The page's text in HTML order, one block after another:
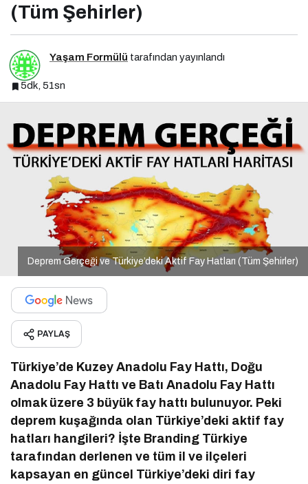
(Tüm Şehirler)
Yaşam Formülü tarafından yayınlandı
5dk, 51sn
Deprem Gerçeği ve Türkiye’deki Aktif Fay Hatları (Tüm Şehirler)
PAYLAŞ
Türkiye’de Kuzey Anadolu Fay Hattı, Doğu
Anadolu Fay Hattı ve Batı Anadolu Fay Hattı
olmak üzere 3 büyük fay hattı bulunuyor. Peki
deprem kuşağında olan Türkiye’deki aktif fay
hatları hangileri? İşte Branding Türkiye
tarafından derlenen ve tüm il ve ilçeleri
kapsayan en güncel Türkiye’deki diri fay